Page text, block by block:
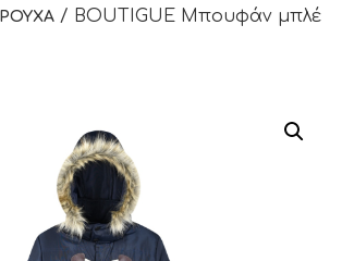
ΡΟΥΧΑ / BOUTIGUE Μπουφάν μπλέ